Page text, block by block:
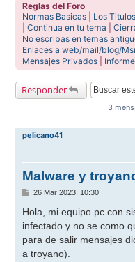
Reglas del Foro
Normas Basicas
Los
|Continua en tu tema |
No escribas en temas
Enlaces a web/mail/blog/
Mensajes Privados
Responder
3
pelicano41
Malware y
M
n
a
j
e
26 Mar 2023, 10:30
Hola, mi equipo pc con
infectado y no se como
para de salir mensajes
a troyano).